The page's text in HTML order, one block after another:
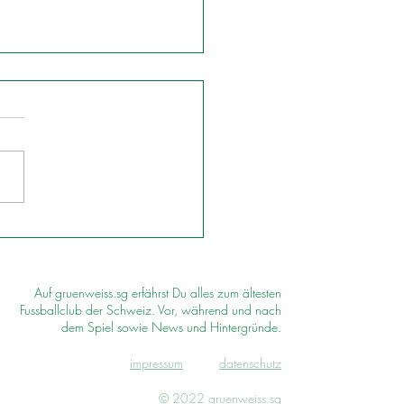
Auf gruenweiss.sg erfährst Du alles zum ältesten
Fussballclub der Schweiz. Vor, während und nach
dem Spiel sowie News und Hintergründe.
impressum datenschutz
© 2022 gruenweiss.sg